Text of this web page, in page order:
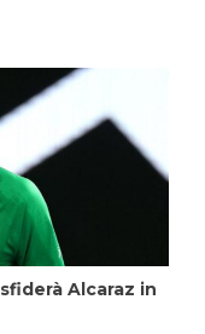
Alcaraz in